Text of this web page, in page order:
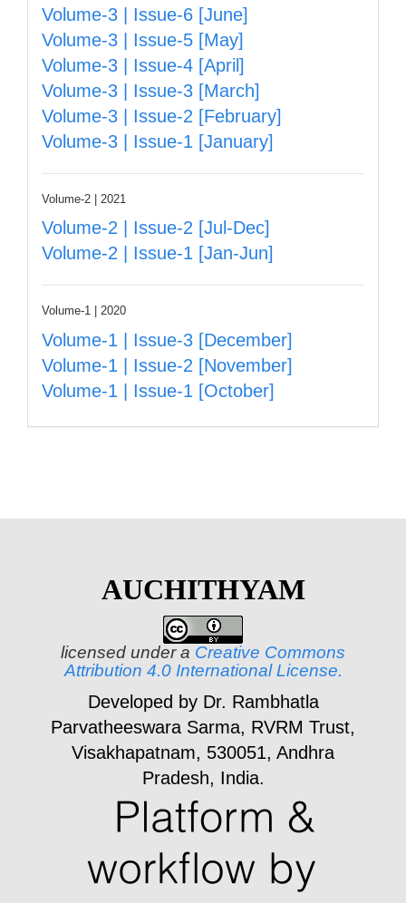
Volume-3 | Issue-6 [June]
Volume-3 | Issue-5 [May]
Volume-3 | Issue-4 [April]
Volume-3 | Issue-3 [March]
Volume-3 | Issue-2 [February]
Volume-3 | Issue-1 [January]
Volume-2 | 2021
Volume-2 | Issue-2 [Jul-Dec]
Volume-2 | Issue-1 [Jan-Jun]
Volume-1 | 2020
Volume-1 | Issue-3 [December]
Volume-1 | Issue-2 [November]
Volume-1 | Issue-1 [October]
AUCHITHYAM
licensed under a Creative Commons
Attribution 4.0 International License.
Developed by Dr. Rambhatla
Parvatheeswara Sarma, RVRM Trust,
Visakhapatnam, 530051, Andhra
Pradesh, India.